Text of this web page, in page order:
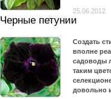
25.06.2012
Черные петунии
Создать
вполне
садоводы
таким
довольно